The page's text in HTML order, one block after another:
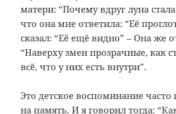
матери: “Почему вдруг луна
что она мне ответила: “Её
сказал: “Её ещё видно” – Она же
“Наверху змеи прозрачные, как
всё, что у них есть внутри”.
Это детское воспоминание
на память. И я говорил тогда: